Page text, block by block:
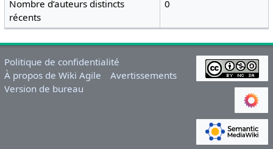
Nombre d’auteurs distincts
récents
0
Politique de confidentialité
À propos de Wiki Agile
Avertissements
Version de bureau